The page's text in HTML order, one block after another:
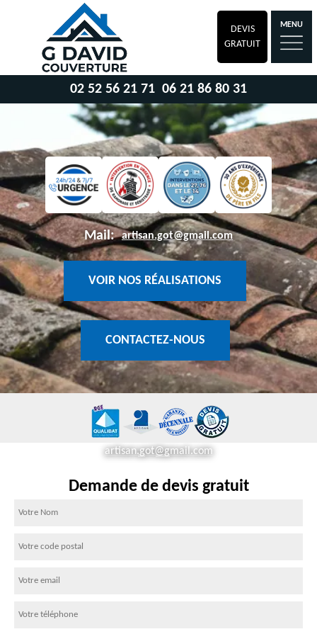
DEVIS
GRATUIT
MENU
02 52 56 21 71 06 21 86 80 31
Mail: artisan.got@gmail.com
VOIR NOS RÉALISATIONS
CONTACTEZ-NOUS
artisan.got@gmail.com
Demande de devis gratuit